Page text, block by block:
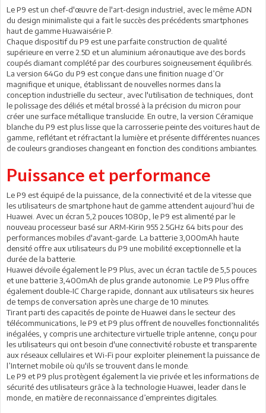
Le P9 est un chef-d'œuvre de l'art-design industriel, avec le même ADN
du design minimaliste qui a fait le succès des précédents smartphones
haut de gamme Huawaisérie P.
Chaque dispositif du P9 est une parfaite construction de qualité
supérieure en verre 2.5D et un aluminium aéronautique ave des bords
coupés diamant complété par des courbures soigneusement équilibrés.
La version 64Go du P9 est conçue dans une finition nuage d’Or
magnifique et unique, établissant de nouvelles normes dans la
conception industrielle du secteur, avec l'utilisation de techniques, dont
le polissage des déliés et métal brossé à la précision du micron pour
créer une surface métallique translucide. En outre, la version Céramique
blanche du P9 est plus lisse que la carrosserie peinte des voitures haut de
gamme, reflétant et réfractant la lumière et présente différentes nuances
de couleurs grandioses changeant en fonction des conditions ambiantes.
Puissance et performance
Le P9 est équipé de la puissance, de la connectivité et de la vitesse que
les utilisateurs de smartphone haut de gamme attendent aujourd’hui de
Huawei. Avec un écran 5,2 pouces 1080p, le P9 est alimenté par le
nouveau processeur basé sur ARM-Kirin 955 2.5GHz 64 bits pour des
performances mobiles d'avant-garde. La batterie 3,000mAh haute
densité offre aux utilisateurs du P9 une mobilité exceptionnelle et la
durée de la batterie.
Huawei dévoile également le P9 Plus, avec un écran tactile de 5,5 pouces
et une batterie 3,400mAh de plus grande autonomie. Le P9 Plus offre
également double-IC Charge rapide, donnant aux utilisateurs six heures
de temps de conversation après une charge de 10 minutes.
Tirant parti des capacités de pointe de Huawei dans le secteur des
télécommunications, le P9 et P9 plus offrent de nouvelles fonctionnalités
inégalées, y compris une architecture virtuelle triple antenne, conçu pour
les utilisateurs qui ont besoin d'une connectivité robuste et transparente
aux réseaux cellulaires et Wi-Fi pour exploiter pleinement la puissance de
l’Internet mobile où qu'ils se trouvent dans le monde.
Le P9 et P9 plus protègent également la vie privée et les informations de
sécurité des utilisateurs grâce à la technologie Huawei, leader dans le
monde, en matière de reconnaissance d’empreintes digitales.